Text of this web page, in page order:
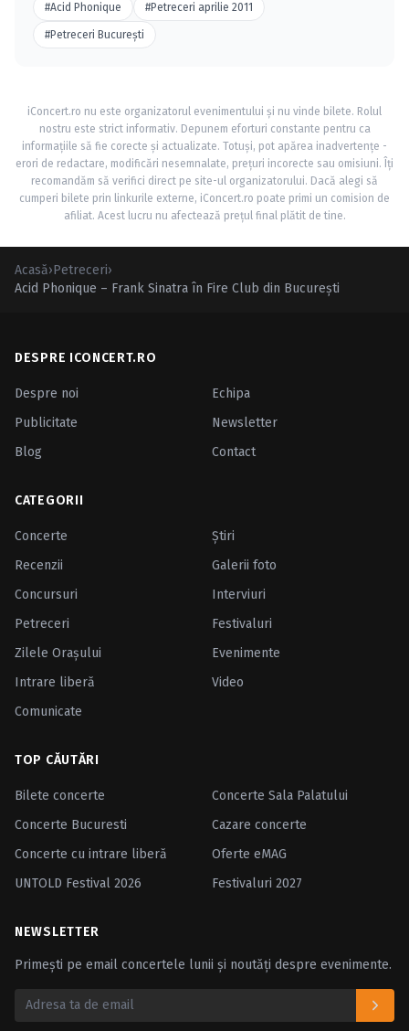
#Acid Phonique #Petreceri aprilie 2011
#Petreceri Bucureşti
iConcert.ro nu este organizatorul evenimentului și nu vinde bilete. Rolul
nostru este strict informativ. Depunem eforturi constante pentru ca
informațiile să fie corecte și actualizate. Totuși, pot apărea inadvertențe -
erori de redactare, modificări nesemnalate, prețuri incorecte sau omisiuni. Îți
recomandăm să verifici direct pe site-ul organizatorului. Dacă alegi să
cumperi bilete prin linkurile externe, iConcert.ro poate primi un comision de
afiliat. Acest lucru nu afectează prețul final plătit de tine.
Acasă›Petreceri›
Acid Phonique – Frank Sinatra în Fire Club din Bucureşti
DESPRE ICONCERT.RO
Despre noi
Echipa
Publicitate
Newsletter
Blog
Contact
CATEGORII
Concerte
Ştiri
Recenzii
Galerii foto
Concursuri
Interviuri
Petreceri
Festivaluri
Zilele Oraşului
Evenimente
Intrare liberă
Video
Comunicate
TOP CĂUTĂRI
Bilete concerte
Concerte Sala Palatului
Concerte Bucuresti
Cazare concerte
Concerte cu intrare liberă
Oferte eMAG
UNTOLD Festival 2026
Festivaluri 2027
NEWSLETTER
Primești pe email concertele lunii și noutăți despre evenimente.